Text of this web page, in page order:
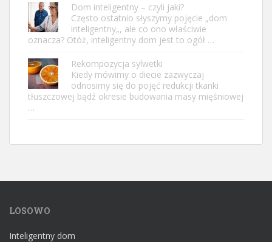
Dom inteligentny – czyli jaki?
Często ostatnio słyszymy pojęcie „dom
inteligentny„, ale co ono właściwie
oznacza? Otóż, inteligentny dom jest to ogół …
Rekompozycja sylwetki
Kiedy mówimy o diecie zazwyczaj
odnosimy się do pojęć redukcji tkanki
tłuszczowej bądź okresie budowania masy mięśniowej
…
LOSOWO
Inteligentny dom